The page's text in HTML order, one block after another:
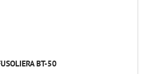
BT-50